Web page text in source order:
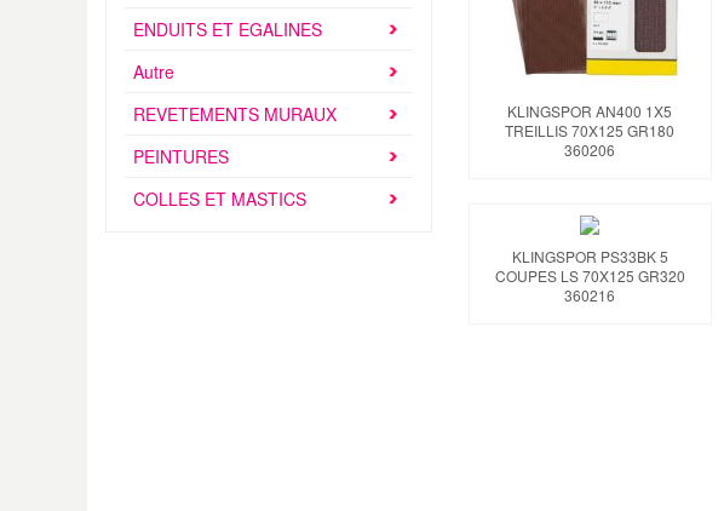
ENDUITS ET EGALINES
Autre
REVETEMENTS MURAUX
PEINTURES
COLLES ET MASTICS
KLINGSPOR AN400 1X5
TREILLIS 70X125 GR180
360206
KLINGSPOR PS33BK 5
COUPES LS 70X125 GR320
360216